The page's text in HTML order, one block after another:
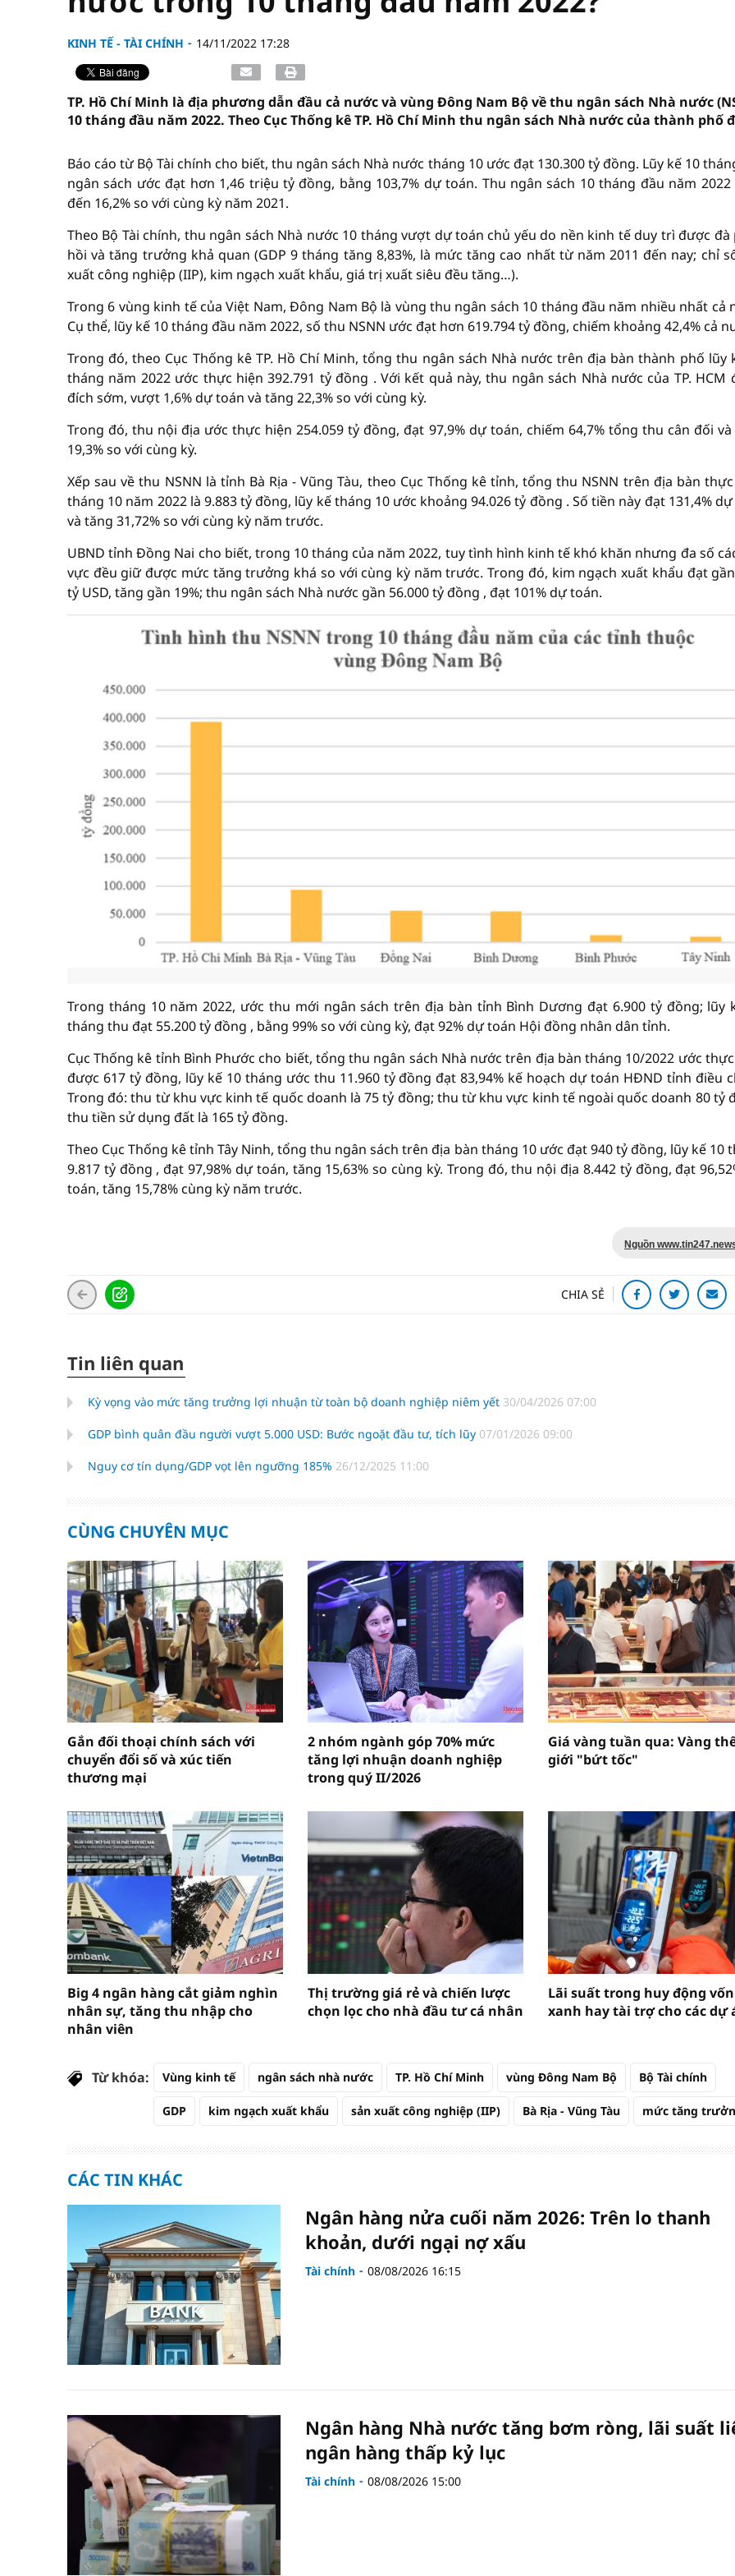
KINH TẾ - TÀI CHÍNH 14/11/2022 17:28
TP. Hồ Chí Minh là địa phương dẫn đầu cả nước và vùng Đông Nam Bộ về thu ngân sách Nhà nước
10 tháng đầu năm 2022. Theo Cục Thống kê TP. Hồ Chí Minh thu ngân sách Nhà nước của thành phố
Báo cáo từ Bộ Tài chính cho biết, thu ngân sách Nhà nước tháng 10 ước đạt 130.300 tỷ đồng. Lũy kế 10
ngân sách ước đạt hơn 1,46 triệu tỷ đồng, bằng 103,7% dự toán. Thu ngân sách 10 tháng đầu năm
đến 16,2% so với cùng kỳ năm 2021.
Theo Bộ Tài chính, thu ngân sách Nhà nước 10 tháng vượt dự toán chủ yếu do nền kinh tế duy trì được đà
hồi và tăng trưởng khả quan (GDP 9 tháng tăng 8,83%, là mức tăng cao nhất từ năm 2011 đến nay; chỉ
xuất công nghiệp (IIP), kim ngạch xuất khẩu, giá trị xuất siêu đều tăng…).
Trong 6 vùng kinh tế của Việt Nam, Đông Nam Bộ là vùng thu ngân sách 10 tháng đầu năm nhiều nhất cả
Cụ thể, lũy kế 10 tháng đầu năm 2022, số thu NSNN ước đạt hơn 619.794 tỷ đồng, chiếm khoảng 42,4% cả
Trong đó, theo Cục Thống kê TP. Hồ Chí Minh, tổng thu ngân sách Nhà nước trên địa bàn thành phố lũy
tháng năm 2022 ước thực hiện 392.791 tỷ đồng . Với kết quả này, thu ngân sách Nhà nước của TP. HCM
đích sớm, vượt 1,6% dự toán và tăng 22,3% so với cùng kỳ.
Trong đó, thu nội địa ước thực hiện 254.059 tỷ đồng, đạt 97,9% dự toán, chiếm 64,7% tổng thu cân đối
19,3% so với cùng kỳ.
Xếp sau về thu NSNN là tỉnh Bà Rịa - Vũng Tàu, theo Cục Thống kê tỉnh, tổng thu NSNN trên địa bàn
tháng 10 năm 2022 là 9.883 tỷ đồng, lũy kế tháng 10 ước khoảng 94.026 tỷ đồng . Số tiền này đạt 131,4%
và tăng 31,72% so với cùng kỳ năm trước.
UBND tỉnh Đồng Nai cho biết, trong 10 tháng của năm 2022, tuy tình hình kinh tế khó khăn nhưng đa số
vực đều giữ được mức tăng trưởng khá so với cùng kỳ năm trước. Trong đó, kim ngạch xuất khẩu đạt
tỷ USD, tăng gần 19%; thu ngân sách Nhà nước gần 56.000 tỷ đồng , đạt 101% dự toán.
Trong tháng 10 năm 2022, ước thu mới ngân sách trên địa bàn tỉnh Bình Dương đạt 6.900 tỷ đồng; lũy
tháng thu đạt 55.200 tỷ đồng , bằng 99% so với cùng kỳ, đạt 92% dự toán Hội đồng nhân dân tỉnh.
Cục Thống kê tỉnh Bình Phước cho biết, tổng thu ngân sách Nhà nước trên địa bàn tháng 10/2022 ước
được 617 tỷ đồng, lũy kế 10 tháng ước thu 11.960 tỷ đồng đạt 83,94% kế hoạch dự toán HĐND tỉnh điều
Trong đó: thu từ khu vực kinh tế quốc doanh là 75 tỷ đồng; thu từ khu vực kinh tế ngoài quốc doanh 80 tỷ
thu tiền sử dụng đất là 165 tỷ đồng.
Theo Cục Thống kê tỉnh Tây Ninh, tổng thu ngân sách trên địa bàn tháng 10 ước đạt 940 tỷ đồng, lũy kế 10
9.817 tỷ đồng , đạt 97,98% dự toán, tăng 15,63% so cùng kỳ. Trong đó, thu nội địa 8.442 tỷ đồng, đạt
toán, tăng 15,78% cùng kỳ năm trước.
Nguồn
CHIA SẺ
Tin liên quan
Kỳ vọng vào mức tăng trưởng lợi nhuận từ toàn bộ doanh nghiệp niêm yết 30/04/2026 07:00
GDP bình quân đầu người vượt 5.000 USD: Bước ngoặt đầu tư, tích lũy 07/01/2026 09:00
Nguy cơ tín dụng/GDP vọt lên ngưỡng 185% 26/12/2025 11:00
CÙNG CHUYÊN MỤC
Gắn đối thoại chính sách với
chuyển đổi số và xúc tiến
thương mại
2 nhóm ngành góp 70% mức
tăng lợi nhuận doanh nghiệp
trong quý II/2026
Giá vàng tuần qua: Vàng
giới "bứt tốc"
Big 4 ngân hàng cắt giảm nghìn
nhân sự, tăng thu nhập cho
nhân viên
Thị trường giá rẻ và chiến lược
chọn lọc cho nhà đầu tư cá nhân
Lãi suất trong huy động vốn
xanh hay tài trợ cho các dự
Từ khóa: Vùng kinh tế ngân sách nhà nước TP. Hồ Chí Minh vùng Đông Nam Bộ Bộ Tài chính
GDP kim ngạch xuất khẩu sản xuất công nghiệp (IIP) Bà Rịa - Vũng Tàu mức tăng
CÁC TIN KHÁC
Ngân hàng nửa cuối năm 2026: Trên lo thanh
khoản, dưới ngại nợ xấu
Tài chính 08/08/2026 16:15
Ngân hàng Nhà nước tăng bơm ròng, lãi suất
ngân hàng thấp kỷ lục
Tài chính 08/08/2026 15:00